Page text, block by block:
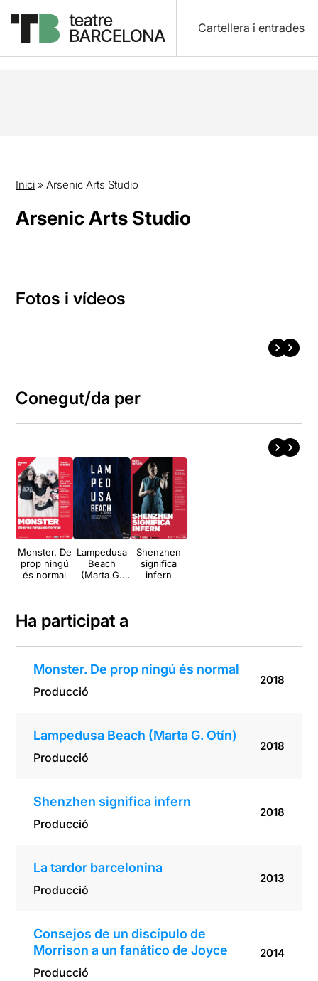
Cartellera i entrades
Inici »Arsenic Arts Studio
Arsenic Arts Studio
Fotos i vídeos
Conegut/da per
Monster. De
prop ningú
és normal
Lampedusa
Beach
(Marta G.
Shenzhen
significa
infern
Ha participat a
Monster. De prop ningú és normal
Producció
2018
Lampedusa Beach (Marta G. Otín)
Producció
2018
Shenzhen significa infern
Producció
2018
La tardor barcelonina
Producció
2013
Consejos de un discípulo de
Morrison a un fanático de Joyce
Producció
2014